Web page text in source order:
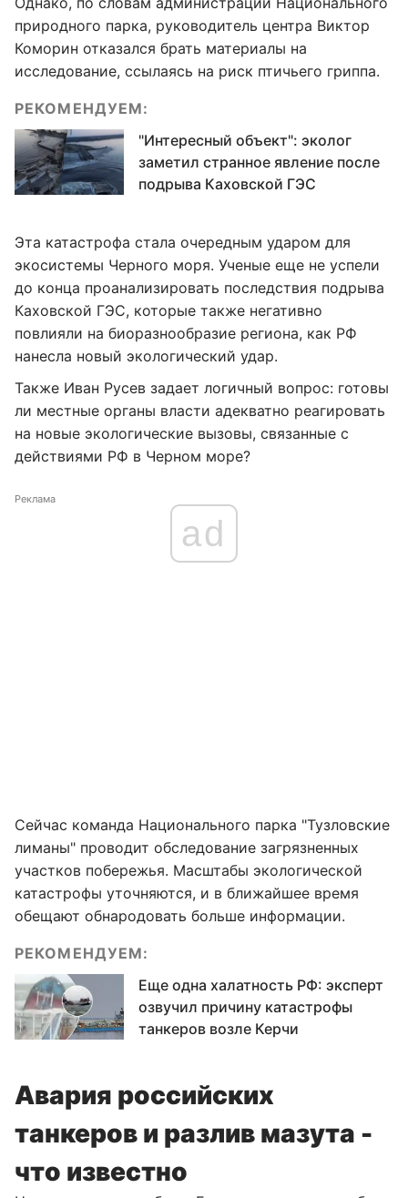
природного парка, руководитель центра Виктор
Коморин отказался брать материалы на
исследование, ссылаясь на риск птичьего гриппа.
РЕКОМЕНДУЕМ:
"Интересный объект": эколог
заметил странное явление после
подрыва Каховской ГЭС
Эта катастрофа стала очередным ударом для
экосистемы Черного моря. Ученые еще не успели
до конца проанализировать последствия подрыва
Каховской ГЭС, которые также негативно
повлияли на биоразнообразие региона, как РФ
нанесла новый экологический удар.
Также Иван Русев задает логичный вопрос: готовы
ли местные органы власти адекватно реагировать
на новые экологические вызовы, связанные с
действиями РФ в Черном море?
Реклама
ad
Сейчас команда Национального парка "Тузловские
лиманы" проводит обследование загрязненных
участков побережья. Масштабы экологической
катастрофы уточняются, и в ближайшее время
обещают обнародовать больше информации.
РЕКОМЕНДУЕМ:
Еще одна халатность РФ: эксперт
озвучил причину катастрофы
танкеров возле Керчи
Авария российских
танкеров и разлив мазута -
что известно